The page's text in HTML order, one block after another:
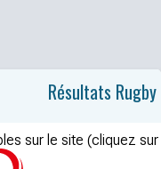
Résultats Rugby
sur le site (cliquez sur